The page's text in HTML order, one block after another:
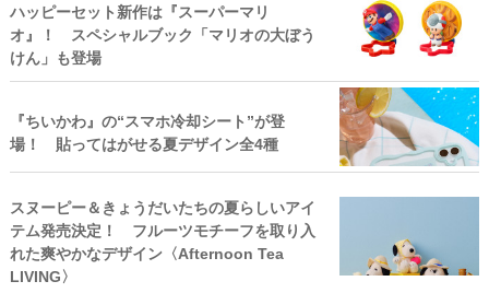
ハッピーセット新作は『スーパーマリ
オ』！ スペシャルブック「マリオの大ぼう
けん」も登場
『ちいかわ』の“スマホ冷却シート”が登
場！ 貼ってはがせる夏デザイン全4種
スヌーピー＆きょうだいたちの夏らしいアイ
テム発売決定！ フルーツモチーフを取り入
れた爽やかなデザイン〈Afternoon Tea
LIVING〉